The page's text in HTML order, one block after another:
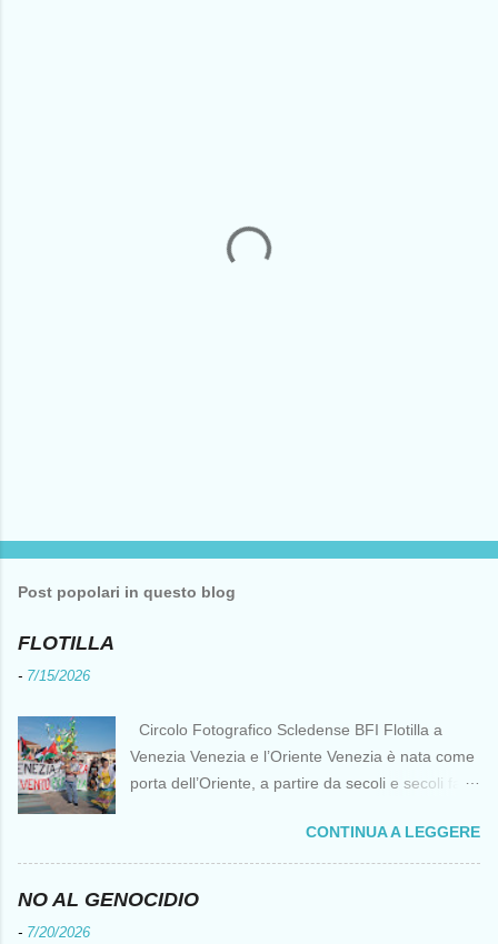
Post popolari in questo blog
FLOTILLA
- 7/15/2026
Circolo Fotografico Scledense BFI Flotilla a
Venezia Venezia e l’Oriente Venezia è nata come
porta dell’Oriente, a partire da secoli e secoli fa ai
di cantierizzazione veneziane divennero preziose
per tutti i crociati diretti a Gerusalemme. Proprio
le crociate fornirono ai veneziani l’occasione per
CONTINUA A LEGGERE
NO AL GENOCIDIO
- 7/20/2026